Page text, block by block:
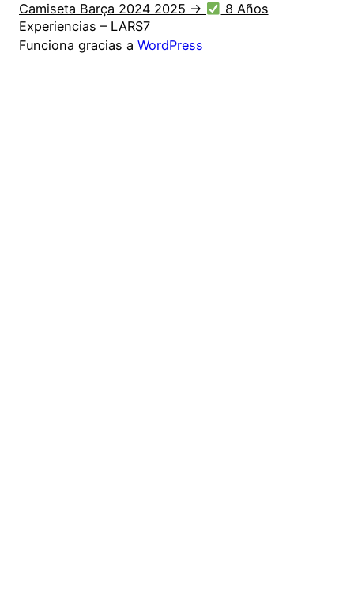
Camiseta Barça 2024 2025 →
8 Años
Experiencias – LARS7
Funciona gracias a WordPress